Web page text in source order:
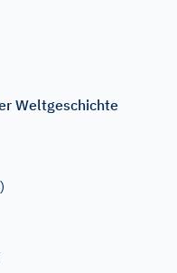
Weltgeschichte